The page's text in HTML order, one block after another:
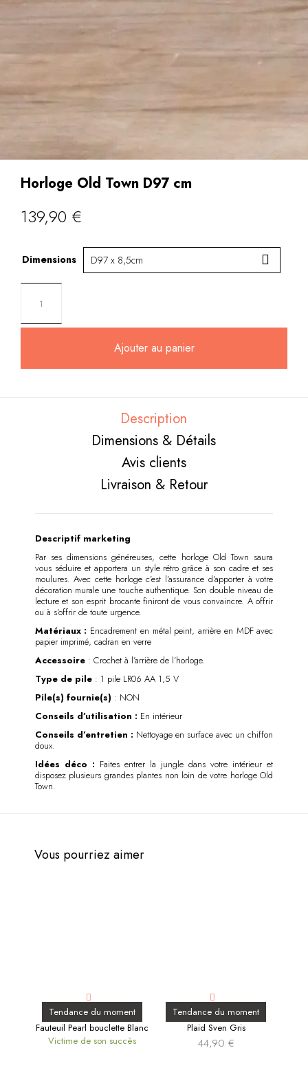
Horloge Old Town D97 cm
139,90 €
Dimensions
Ajouter au panier
Description
Dimensions & Détails
Avis clients
Livraison & Retour
Descriptif marketing
Par ses dimensions généreuses, cette horloge Old Town saura
vous séduire et apportera un style rétro grâce à son cadre et ses
moulures. Avec cette horloge c’est l’assurance d’apporter à votre
décoration murale une touche authentique. Son double niveau de
lecture et son esprit brocante finiront de vous convaincre. A offrir
ou à s’offrir de toute urgence.
Matériaux : Encadrement en métal peint, arrière en MDF avec
papier imprimé, cadran en verre
Accessoire : Crochet à l’arrière de l’horloge.
Type de pile: 1 pile LR06 AA 1,5 V
Pile(s) fournie(s) : NON
Conseils d’utilisation : En intérieur
Conseils d’entretien : Nettoyage en surface avec un chiffon
doux.
Idées déco : Faites entrer la jungle dans votre intérieur et
disposez plusieurs grandes plantes non loin de votre horloge Old
Town.
Vous pourriez aimer
Tendance du moment
Fauteuil Pearl bouclette Blanc
Victime de son succès
Tendance du moment
Plaid Sven Gris
44,90 €